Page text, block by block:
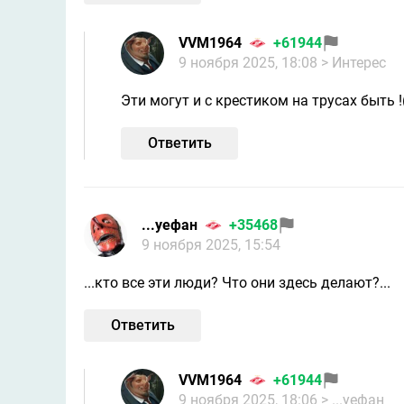
VVM1964
+61944
9 ноября 2025, 18:08 > Интерес
Эти могут и с крестиком на трусах быть
Ответить
...уефан
+35468
9 ноября 2025, 15:54
...кто все эти люди? Что они здесь делают?...
Ответить
VVM1964
+61944
9 ноября 2025, 18:06 > ...уефан